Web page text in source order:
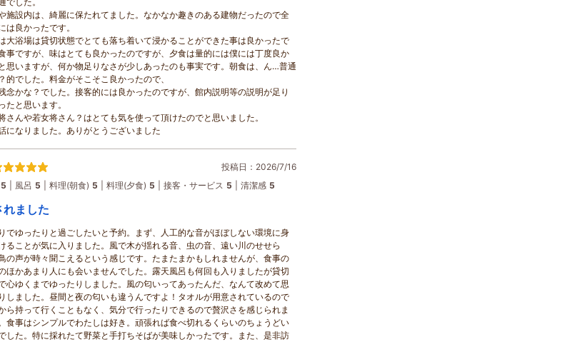
施設内は、綺麗に保たれてました。なかなか趣きのある建物だったので全
は良かったです。
大浴場は貸切状態でとても落ち着いて浸かることができた事は良かったで
事ですが、味はとても良かったのですが、夕食は量的には僕には丁度良か
思いますが、何か物足りなさが少しあったのも事実です。朝食は、ん…普通
的でした。料金がそこそこ良かったので、
念かな？でした。接客的には良かったのですが、館内説明等の説明が足り
たと思います。
さんや若女将さん？はとても気を使って頂けたのでと思いました。
になりました。ありがとうございました
投稿日：2026/7/16
5 風呂 5 料理(朝食) 5 料理(夕食) 5 接客・サービス 5 清潔感 5
れました
でゆったりと過ごしたいと予約。まず、人工的な音がほぼしない環境に身
ることが気に入りました。風で木が揺れる音、虫の音、遠い川のせせら
の声が時々聞こえるという感じです。たまたまかもしれませんが、食事の
ほかあまり人にも会いませんでした。露天風呂も何回も入りましたが貸切
心ゆくまでゆったりしました。風の匂いってあったんだ、なんて改めて思
しました。昼間と夜の匂いも違うんですよ！タオルが用意されているので
ら持って行くこともなく、気分で行ったりできるので贅沢さを感じられま
食事はシンプルでわたしは好き。頑張れば食べ切れるくらいのちょうどい
した。特に採れたて野菜と手打ちそばが美味しかったです。また、是非訪